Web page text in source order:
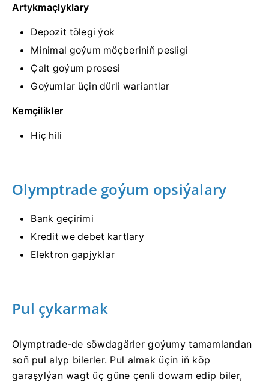
Artykmaçlyklary
Depozit tölegi ýok
Minimal goýum möçberiniň pesligi
Çalt goýum prosesi
Goýumlar üçin dürli wariantlar
Kemçilikler
Hiç hili
Olymptrade goýum opsiýalary
Bank geçirimi
Kredit we debet kartlary
Elektron gapjyklar
Pul çykarmak
Olymptrade-de söwdagärler goýumy tamamlandan
soň pul alyp bilerler. Pul almak üçin iň köp
garaşylýan wagt üç güne çenli dowam edip biler,